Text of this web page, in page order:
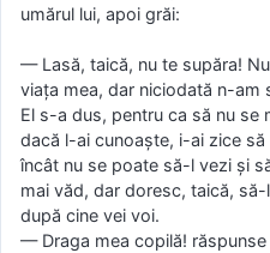
umărul lui, apoi grăi:
— Lasă, taică, nu te supăra!
viața mea, dar niciodată n-am
El s-a dus, pentru ca să nu se
dacă l-ai cunoaște, i-ai zice
încât nu se poate să-l vezi și
mai văd, dar doresc, taică,
după cine vei voi.
— Draga mea copilă!